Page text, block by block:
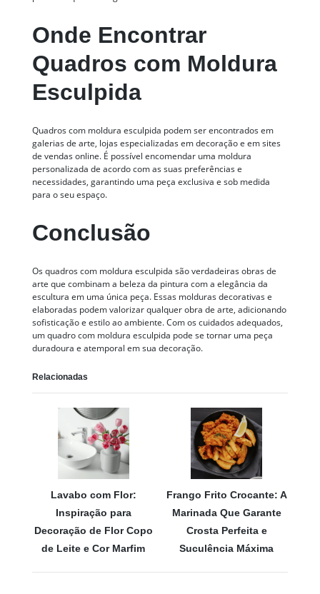
Onde Encontrar
Quadros com Moldura
Esculpida
Quadros com moldura esculpida podem ser encontrados em
galerias de arte, lojas especializadas em decoração e em sites
de vendas online. É possível encomendar uma moldura
personalizada de acordo com as suas preferências e
necessidades, garantindo uma peça exclusiva e sob medida
para o seu espaço.
Conclusão
Os quadros com moldura esculpida são verdadeiras obras de
arte que combinam a beleza da pintura com a elegância da
escultura em uma única peça. Essas molduras decorativas e
elaboradas podem valorizar qualquer obra de arte, adicionando
sofisticação e estilo ao ambiente. Com os cuidados adequados,
um quadro com moldura esculpida pode se tornar uma peça
duradoura e atemporal em sua decoração.
Relacionadas
Lavabo com Flor:
Inspiração para
Decoração de Flor Copo
de Leite e Cor Marfim
Frango Frito Crocante: A
Marinada Que Garante
Crosta Perfeita e
Suculência Máxima